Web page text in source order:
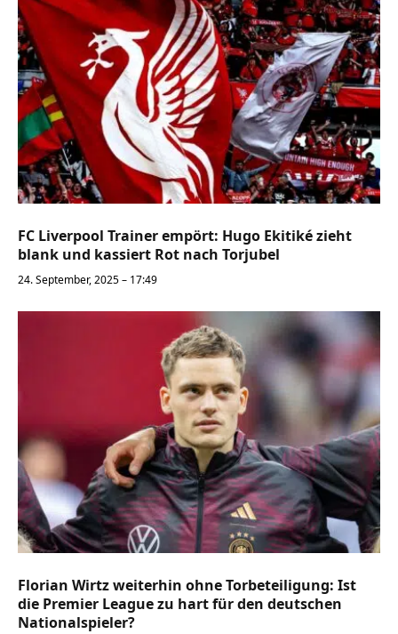
FC Liverpool Trainer empört: Hugo Ekitiké zieht
blank und kassiert Rot nach Torjubel
24. September, 2025 – 17:49
Florian Wirtz weiterhin ohne Torbeteiligung: Ist
die Premier League zu hart für den deutschen
Nationalspieler?